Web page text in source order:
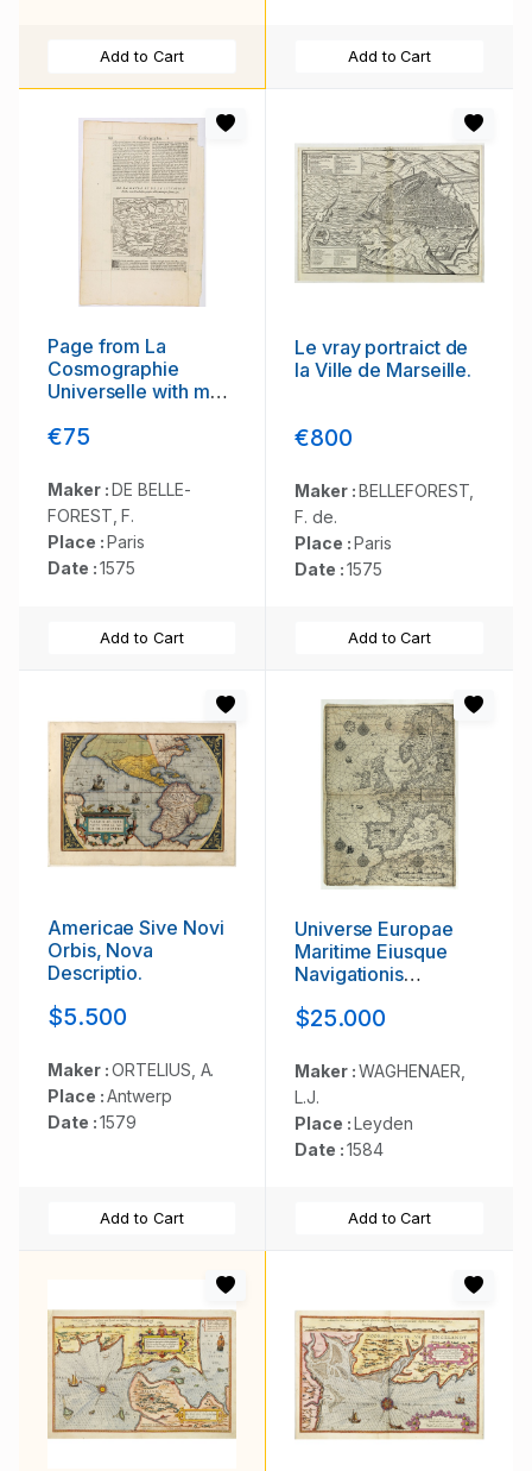
Add to Cart Add to Cart
Page from La
Cosmographie
Universelle with map
160)
€75
Maker :DE BELLE-
FOREST, F.
Place :Paris
Date :1575
Add to Cart
Le vray portraict de
la Ville de Marseille.
€800
Maker :BELLEFOREST,
F. de.
Place :Paris
Date :1575
Add to Cart
Americae Sive Novi
Orbis, Nova
Descriptio.
$5.500
Maker :ORTELIUS, A.
Place :Antwerp
Date :1579
Add to Cart
Universe Europae
Maritime Eiusque
Navigationis
Pascaerte van
$25.000
Maker :WAGHENAER,
L.J.
Place :Leyden
Date :1584
Add to Cart